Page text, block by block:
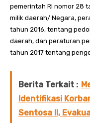
pemerintah RI nomor 28
milik daerah/ Negara,
tahun 2016, tentang
daerah, dan peraturan
tahun 2017 tentang
Berita Terkait :
Identifikasi
Sentosa II,